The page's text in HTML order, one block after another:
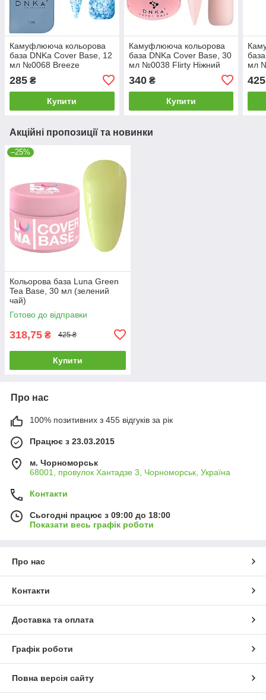
Камуфлююча кольорова
база DNKa Cover Base, 12
мл №0068 Breeze
285 ₴
Купити
Камуфлююча кольорова
база DNKa Cover Base, 30
мл №0038 Flirty Ніжний
340₴
Купити
мл
425
Акційні пропозиції та новинки
–25%
Кольорова база Luna Green
Tea Base, 30 мл (зелений
чай)
Готово до відправки
318,75 ₴ 425 ₴
Купити
Про нас
100% позитивних з 455 відгуків за рік
Працює з 23.03.2015
м. Чорноморськ
68001, провулок Хантадзе 3, Чорноморськ, Україна
Контакти
Сьогодні працює з 09:00 до 18:00
Показати весь графік роботи
Про нас
Контакти
Доставка та оплата
Графік роботи
Повна версія сайту